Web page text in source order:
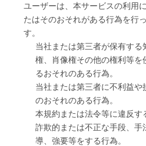
ユーザーは、本サービスの利用
たはそのおそれがある行為を行
す。
当社または第三者が保有す
権、肖像権その他の権利等
るおそれのある行為。
当社または第三者に不利益
のおそれのある行為。
本規約または法令等に違反す
詐欺的または不正な手段、
導、強要等をする行為。